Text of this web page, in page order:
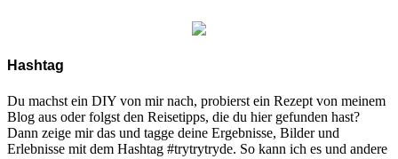
Hashtag
Du machst ein DIY von mir nach, probierst ein Rezept von meinem
Blog aus oder folgst den Reisetipps, die du hier gefunden hast?
Dann zeige mir das und tagge deine Ergebnisse, Bilder und
Erlebnisse mit dem Hashtag #trytrytryde. So kann ich es und andere